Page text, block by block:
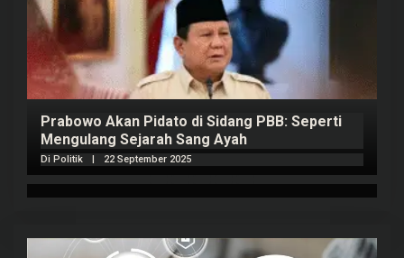
Prabowo Akan Pidato di Sidang PBB: Seperti
Mengulang Sejarah Sang Ayah
Di Politik 22 September 2025